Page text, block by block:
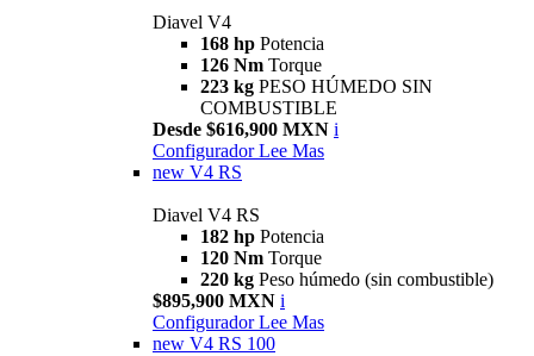
Diavel V4
168 hp Potencia
126 Nm Torque
223 kg PESO HÚMEDO SIN
COMBUSTIBLE
Desde $616,900 MXN i
Configurador Lee Mas
new V4 RS
Diavel V4 RS
182 hp Potencia
120 Nm Torque
220 kg Peso húmedo (sin combustible)
$895,900 MXN i
Configurador Lee Mas
new V4 RS 100